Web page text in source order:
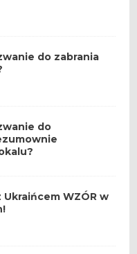
do zabrania
do
WZÓR w